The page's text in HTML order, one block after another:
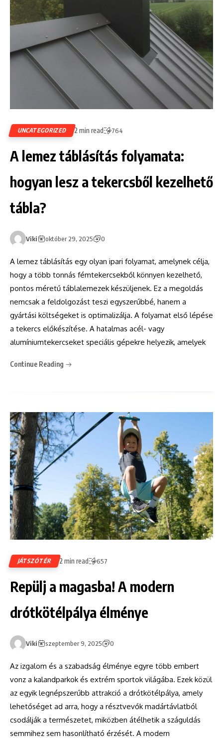
UNCATEGORIZED 2 min read 764
A lemez táblásítás folyamata:
hogyan lesz a tekercsből kezelhető
tábla?
Viki október 29, 2025 0
A lemez táblásítás egy olyan ipari folyamat, amelynek célja,
hogy a több tonnás fémtekercsekből könnyen kezelhető,
pontos méretű táblalemezek készüljenek. Ez a megoldás
nemcsak a feldolgozást teszi egyszerűbbé, hanem a
gyártási költségeket is optimalizálja. A folyamat első lépése
a tekercs előkészítése. A hatalmas acél- vagy
alumíniumtekercseket speciális gépekre helyezik, amelyek
Continue Reading
JÁTSZÓTÉR 2 min read 657
Repülj a magasba! A modern
drótkötélpálya élménye
Viki szeptember 9, 2025 0
Az izgalom és a szabadság élménye egyre több embert
vonz a kalandparkok és extrém sportok világába. Ezek közül
az egyik legnépszerűbb attrakció a drótkötélpálya, amely
lehetőséget ad arra, hogy a résztvevők madártávlatból
csodálják a természetet, miközben átélhetik a száguldás
semmihez sem hasonlítható érzését. A modern